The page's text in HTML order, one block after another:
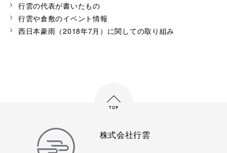
行雲の代表が書いたもの
行雲や倉敷のイベント情報
西日本豪雨（2018年7月）に関しての取り組み
株式会社行雲